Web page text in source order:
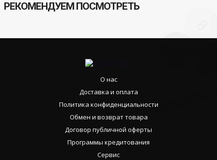
РЕКОМЕНДУЕМ ПОСМОТРЕТЬ
О нас
Доставка и оплата
Политика конфиденциальности
Обмен и возврат товара
Договор публичной оферты
Программы кредитования
Сервис